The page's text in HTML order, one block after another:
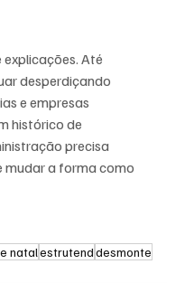
Até
desperdiçando
e empresas
histórico de
precisa
mudar a forma como
natalestrutenddesmonte